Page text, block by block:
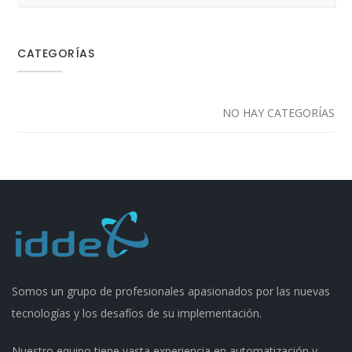
CATEGORÍAS
NO HAY CATEGORÍAS
Somos un grupo de profesionales apasionados por las nuevas
tecnologías y los desafíos de su implementación.